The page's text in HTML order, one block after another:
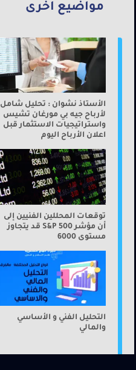
مواضيع اخرى
الأستاذ نشوان : تحليل شامل
لأرباح جيه بي مورغان تشيس
واستراتيجيات الاستثمار قبل
اعلان الأرباح اليوم
توقعات المحللين الفنيين إلى
أن مؤشر S&P 500 قد يتجاوز
مستوى 6000
التحليل الفني و الأساسي
والمالي